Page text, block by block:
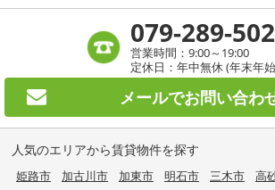
079-289-
営業時間：9:00～19:00
定休日：年中無休 (年末年
メールでお問い合わ
人気のエリアから賃貸物件を探す
姫路市 加古川市 加東市 明石市 三木市 高